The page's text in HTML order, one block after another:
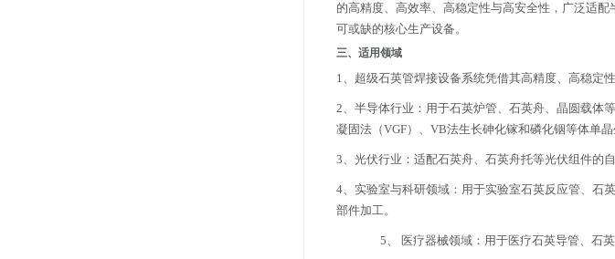
的高精度、高效率、高稳定性与高安全性，广泛适
可或缺的核心生产设备。
三、适用领域
1、超级石英管焊接设备系统凭借其高精度、高稳定
2、半导体行业：用于石英炉管、石英舟、晶圆载体
凝固法（VGF）、VB法生长砷化镓和磷化铟等体单晶
3、光伏行业：适配石英舟、石英舟托等光伏组件的
4、实验室与科研领域：用于实验室石英反应管、石
部件加工。
5、 医疗器械领域：用于医疗石英导管、石